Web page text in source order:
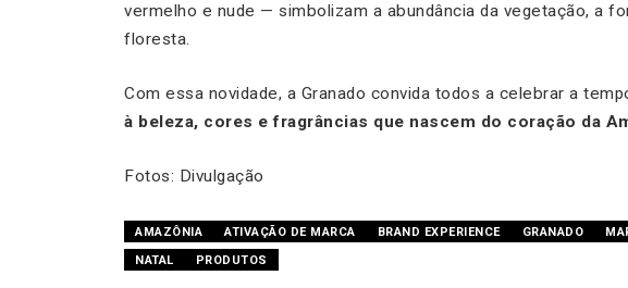
vermelho e nude — simbolizam a abundância da vegetação, a
floresta.
Com essa novidade, a Granado convida todos a celebrar a
à beleza, cores e fragrâncias que nascem do coração da
Fotos: Divulgação
AMAZÔNIA ATIVAÇÃO DE MARCA BRAND EXPERIENCE GRANADO
NATAL
PRODUTOS